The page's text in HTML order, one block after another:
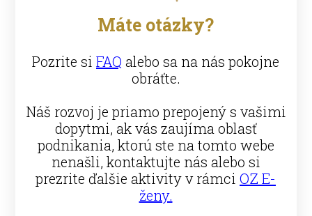
Máte otázky?
Pozrite si FAQ alebo sa na nás pokojne
obráťte.
Náš rozvoj je priamo prepojený s vašimi
dopytmi, ak vás zaujíma oblasť
podnikania, ktorú ste na tomto webe
nenašli, kontaktujte nás alebo si
prezrite ďalšie aktivity v rámci OZ E-
ženy.